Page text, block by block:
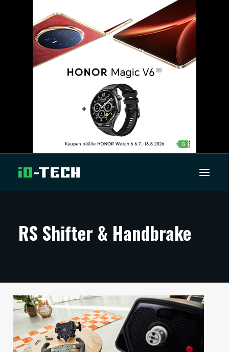
ARTIKKELIT
TECHBBS
TIETOA
HINTA.FI
KAUPPA
RS Shifter & Handbrake